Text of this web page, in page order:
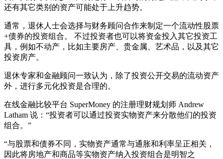
还有其它类别的资产可能处于上升趋势。
通常，退休人士会选择与财务顾问合作来制定一个流动性股票
+债券的投资组合。 不过投资者也可以将资金投入其它投资工
具，例如不动产，比如主要房产、贵金属、艺术品，以及其它
投资房产。
退休专家和金融顾问一致认为，除了投资公开交易的流动资产
外，进行多元化投资是合理的。
在线金融比较平台 SuperMoney 的注册理财规划师 Andrew
Latham 说：“投资者可以通过投资实物资产来分散他们的投资
组合。”
“与股票和债券不同，实物资产通常与通胀和利率呈正相关，
因此将房地产和商品等实物资产纳入投资组合是明智之